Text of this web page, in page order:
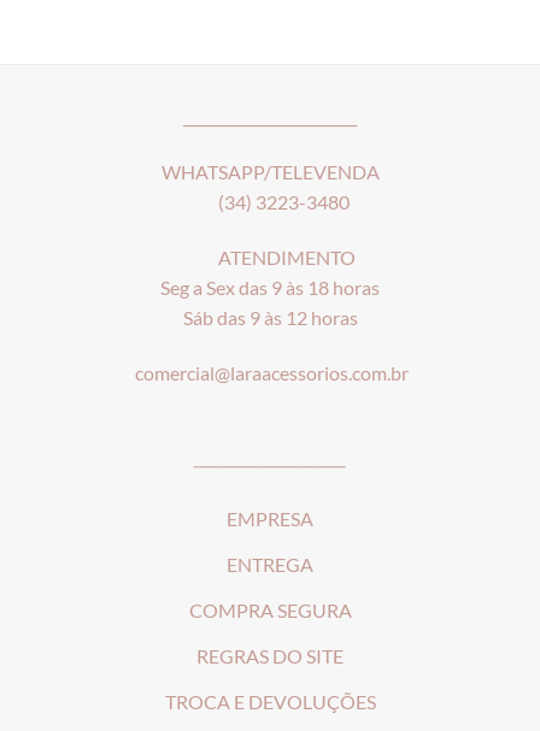
WHATSAPP/TELEVENDA
(34) 3223-3480
ATENDIMENTO
Seg a Sex das 9 às 18 horas
Sáb das 9 às 12 horas
comercial@laraacessorios.com.br
EMPRESA
ENTREGA
COMPRA SEGURA
REGRAS DO SITE
TROCA E DEVOLUÇÕES